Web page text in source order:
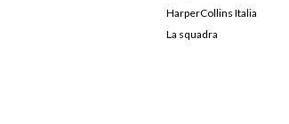
HarperCollins Italia
La squadra